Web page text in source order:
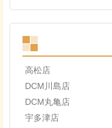
高松店
DCM川島店
DCM丸亀店
宇多津店